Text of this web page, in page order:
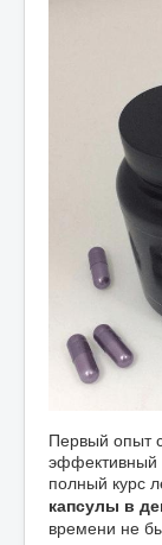
Первый опыт
эффективный
полный курс
капсулы в
времени не